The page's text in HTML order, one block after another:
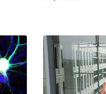
Call
bijeenkomst in
publiek en
feestelijke
12 september
Schouwburg
Grote impact